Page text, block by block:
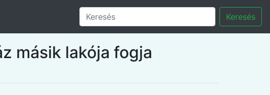
Keresés
másik lakója fogja